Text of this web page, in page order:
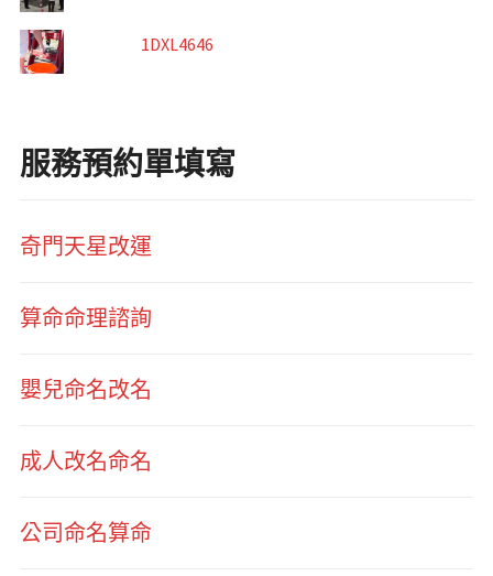
1DXL4646
服務預約單填寫
奇門天星改運
算命命理諮詢
嬰兒命名改名
成人改名命名
公司命名算命